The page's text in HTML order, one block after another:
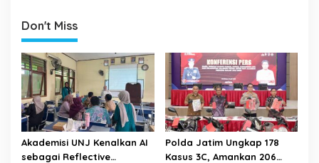
a
t
i
o
n
Don't Miss
Akademisi UNJ Kenalkan AI
sebagai Reflective
Polda Jatim Ungkap 178
Kasus 3C, Amankan 206